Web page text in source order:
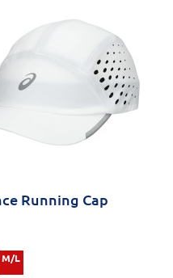
Running Cap
M/L